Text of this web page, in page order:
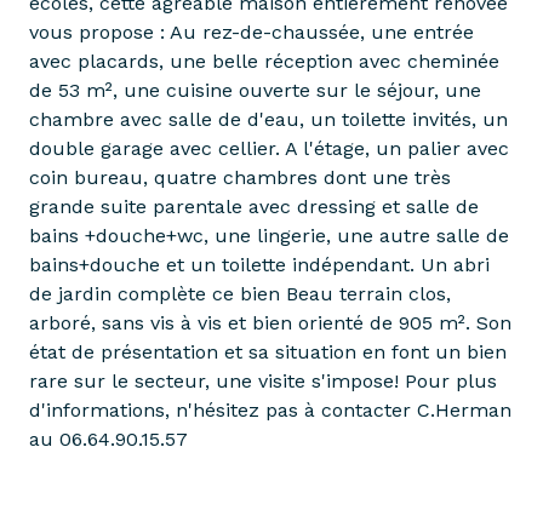
vous propose : Au rez-de-chaussée, une entrée
avec placards, une belle réception avec cheminée
de 53 m², une cuisine ouverte sur le séjour, une
chambre avec salle de d'eau, un toilette invités, un
double garage avec cellier. A l'étage, un palier avec
coin bureau, quatre chambres dont une très
grande suite parentale avec dressing et salle de
bains +douche+wc, une lingerie, une autre salle de
bains+douche et un toilette indépendant. Un abri
de jardin complète ce bien Beau terrain clos,
arboré, sans vis à vis et bien orienté de 905 m². Son
état de présentation et sa situation en font un bien
rare sur le secteur, une visite s'impose! Pour plus
d'informations, n'hésitez pas à contacter C.Herman
au 06.64.90.15.57